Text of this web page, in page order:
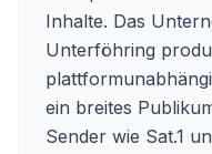
Inhalte. Das
Unterföhring
ein breites
Sender wie Sat.1